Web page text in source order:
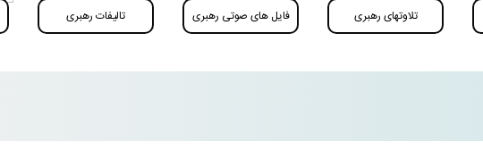
تلاوتهای رهبری فایل های صوتی رهبری تالیفات رهبری